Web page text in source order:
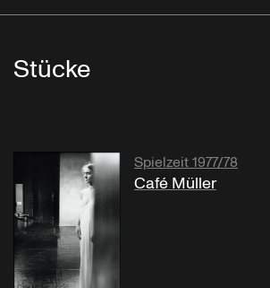
Stücke
Spielzeit 1977/78
Café Müller